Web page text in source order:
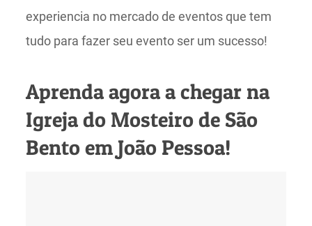
experiencia no mercado de eventos que tem
tudo para fazer seu evento ser um sucesso!
Aprenda agora a chegar na
Igreja do Mosteiro de São
Bento em João Pessoa!